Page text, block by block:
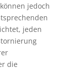
jedoch
jeden
die